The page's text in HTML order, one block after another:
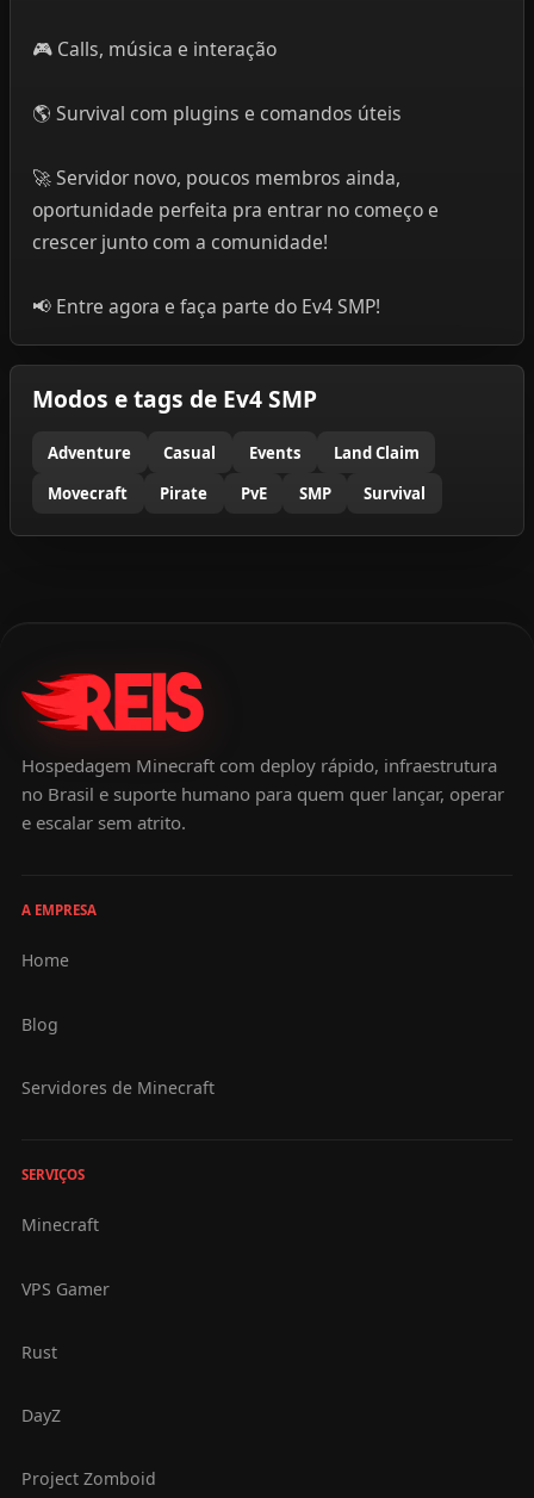
🎮 Calls, música e interação
🌎 Survival com plugins e comandos úteis
🚀 Servidor novo, poucos membros ainda,
oportunidade perfeita pra entrar no começo e
crescer junto com a comunidade!
📢 Entre agora e faça parte do Ev4 SMP!
Modos e tags de Ev4 SMP
Adventure Casual Events
Land Claim
Movecraft
Pirate PvE SMP Survival
Hospedagem Minecraft com deploy rápido, infraestrutura
no Brasil e suporte humano para quem quer lançar, operar
e escalar sem atrito.
A EMPRESA
Home
Blog
Servidores de Minecraft
SERVIÇOS
Minecraft
VPS Gamer
Rust
DayZ
Project Zomboid